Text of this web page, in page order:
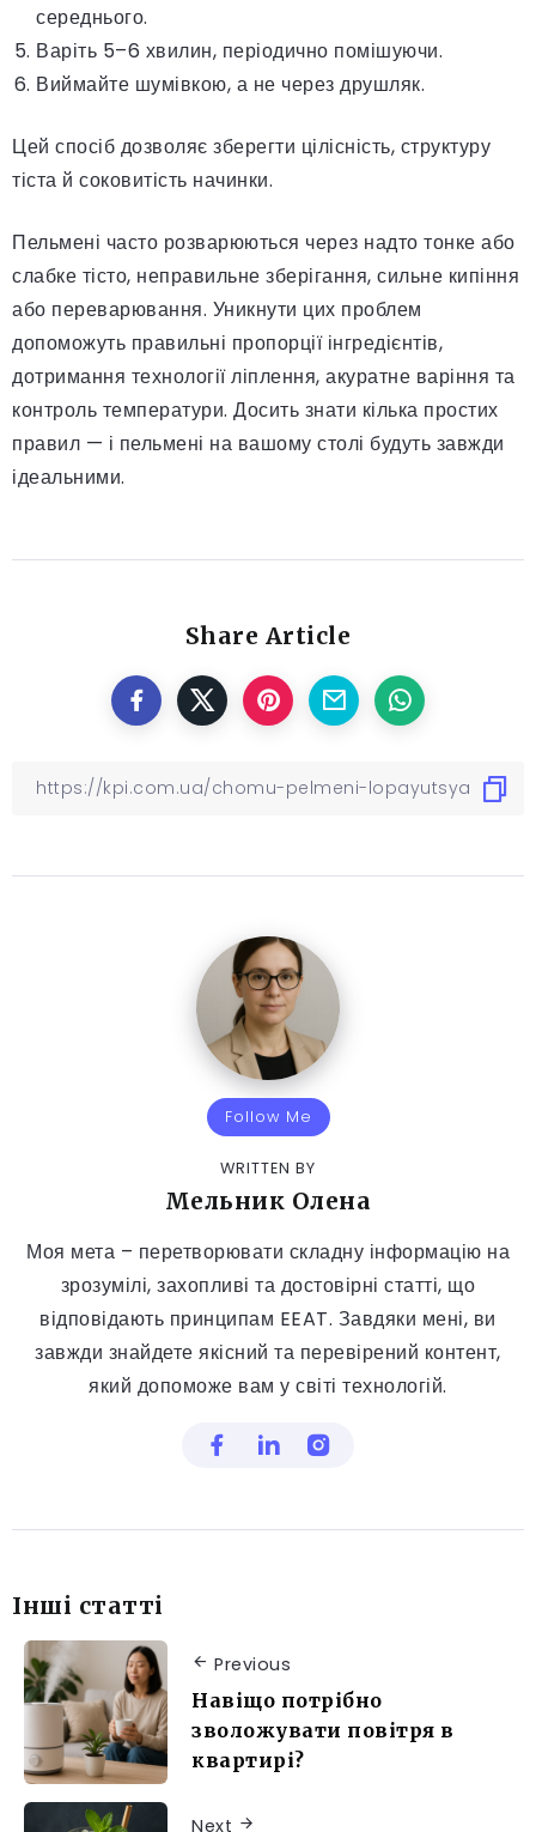
середнього.
Варіть 5–6 хвилин, періодично помішуючи.
Виймайте шумівкою, а не через друшляк.
Цей спосіб дозволяє зберегти цілісність, структуру
тіста й соковитість начинки.
Пельмені часто розварюються через надто тонке або
слабке тісто, неправильне зберігання, сильне кипіння
або переварювання. Уникнути цих проблем
допоможуть правильні пропорції інгредієнтів,
дотримання технології ліплення, акуратне варіння та
контроль температури. Досить знати кілька простих
правил — і пельмені на вашому столі будуть завжди
ідеальними.
Share Article
Follow Me
WRITTEN BY
Мельник Олена
Моя мета – перетворювати складну інформацію на
зрозумілі, захопливі та достовірні статті, що
відповідають принципам EEAT. Завдяки мені, ви
завжди знайдете якісний та перевірений контент,
який допоможе вам у світі технологій.
Інші статті
Previous
Навіщо потрібно
зволожувати повітря в
квартирі?
Next